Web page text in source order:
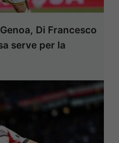
Di Francesco
serve per la